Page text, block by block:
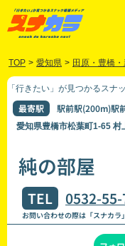
TOP > 愛知県 > 田原・豊橋
「行きたい」が見つかるスナ
最寄駅 駅前駅(200m)駅
愛知県豊橋市松葉町1-65
純の部屋
TEL 0532-
お問い合わせの際は「スナカ